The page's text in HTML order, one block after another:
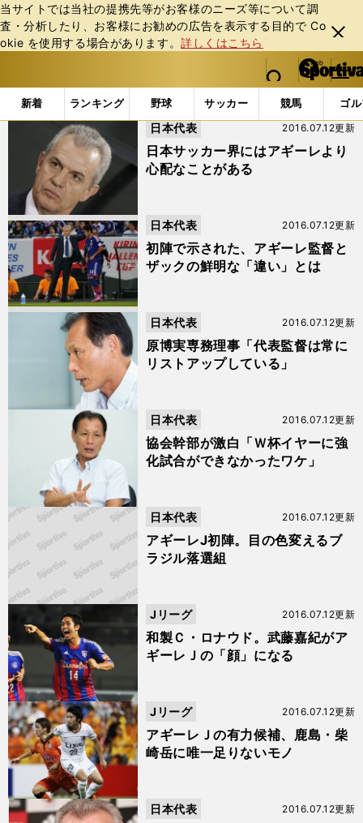
当サイトでは当社の提携先等がお客様のニーズ等について調
査・分析したり、お客様にお勧めの広告を表⽰する⽬的で Co
okie を使⽤する場合があります。詳しくはこちら
閉じ
る
web Sportiva (webスポルティーバ)
検索
マイペ
ー
ジ
メニュ
新着 ランキング 野球 サッカー 競馬 ゴ
b
ス
ー
バ
「#アギーレ」の最新ニュース・ 情報 (3ページ目)
日本サッカー界にはアギーレより
心配なことがある
2016.07.12更新
日本代表
初陣で示された、アギーレ監督と
ザックの鮮明な「違い」とは
2016.07.12更新
日本代表
原博実専務理事「代表監督は常に
リストアップしている」
2016.07.12更新
日本代表
協会幹部が激白「Ｗ杯イヤーに強
化試合ができなかったワケ」
2016.07.12更新
日本代表
アギーレJ初陣。目の色変えるブ
ラジル落選組
2016.07.12更新
日本代表
和製Ｃ・ロナウド。武藤嘉紀がア
ギーレＪの「顔」になる
2016.07.12更新
Jリーグ
アギーレＪの有力候補、鹿島・柴
崎岳に唯一足りないモノ
2016.07.12更新
Jリーグ
2016.07.12更新
日本代表